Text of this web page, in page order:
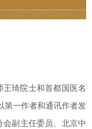
琦院士和首都国医名
第一作者和通讯作者发
副主任委员、北京中